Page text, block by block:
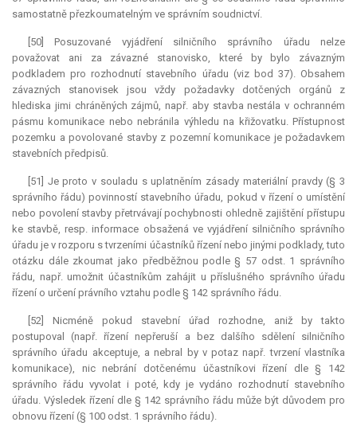
samostatně přezkoumatelným ve správním soudnictví.
[50] Posuzované vyjádření silničního správního úřadu nelze
považovat ani za závazné stanovisko, které by bylo závazným
podkladem pro rozhodnutí stavebního úřadu (viz bod 37). Obsahem
závazných stanovisek jsou vždy požadavky dotčených orgánů z
hlediska jimi chráněných zájmů, např. aby stavba nestála v ochranném
pásmu komunikace nebo nebránila výhledu na křižovatku. Přístupnost
pozemku a povolované stavby z pozemní komunikace je požadavkem
stavebních předpisů.
[51] Je proto v souladu s uplatněním zásady materiální pravdy (§ 3
správního řádu) povinností stavebního úřadu, pokud v řízení o umístění
nebo povolení stavby přetrvávají pochybnosti ohledně zajištění přístupu
ke stavbě, resp. informace obsažená ve vyjádření silničního správního
úřadu je v rozporu s tvrzeními účastníků řízení nebo jinými podklady, tuto
otázku dále zkoumat jako předběžnou podle § 57 odst. 1 správního
řádu, např. umožnit účastníkům zahájit u příslušného správního úřadu
řízení o určení právního vztahu podle § 142 správního řádu.
[52] Nicméně pokud stavební úřad rozhodne, aniž by takto
postupoval (např. řízení nepřeruší a bez dalšího sdělení silničního
správního úřadu akceptuje, a nebral by v potaz např. tvrzení vlastníka
komunikace), nic nebrání dotčenému účastníkovi řízení dle § 142
správního řádu vyvolat i poté, kdy je vydáno rozhodnutí stavebního
úřadu. Výsledek řízení dle § 142 správního řádu může být důvodem pro
obnovu řízení (§ 100 odst. 1 správního řádu).